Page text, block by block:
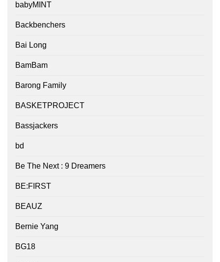
babyMINT
Backbenchers
Bai Long
BamBam
Barong Family
BASKETPROJECT
Bassjackers
bd
Be The Next : 9 Dreamers
BE:FIRST
BEAUZ
Bernie Yang
BG18